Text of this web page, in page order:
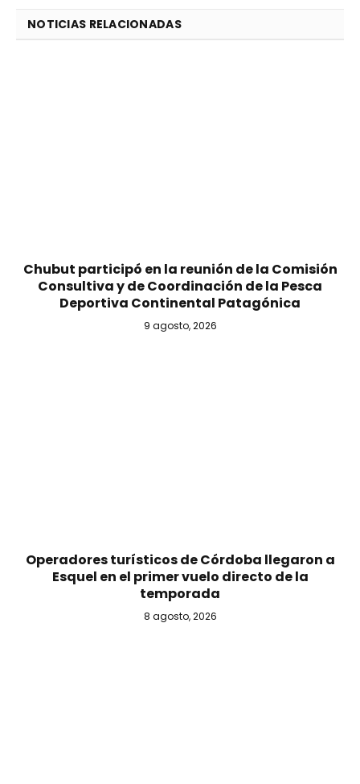
NOTICIAS RELACIONADAS
Chubut participó en la reunión de la Comisión
Consultiva y de Coordinación de la Pesca
Deportiva Continental Patagónica
9 agosto, 2026
Operadores turísticos de Córdoba llegaron a
Esquel en el primer vuelo directo de la
temporada
8 agosto, 2026